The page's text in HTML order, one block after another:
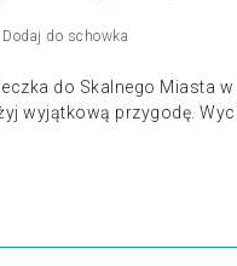
Dodaj do schowka
do Skalnego Miasta
wyjątkową przygodę.